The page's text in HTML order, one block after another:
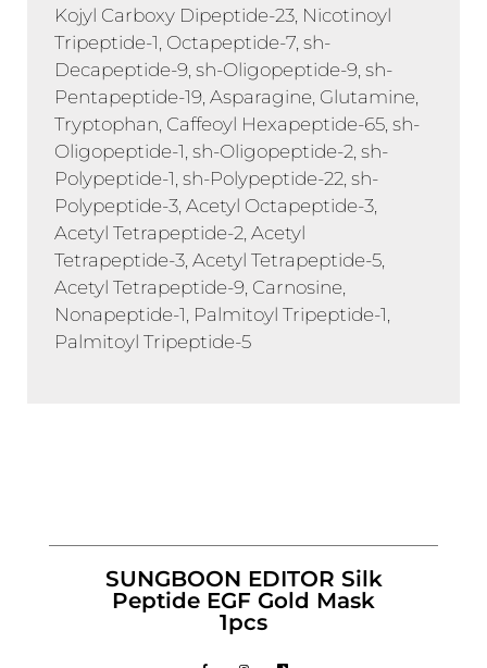
Kojyl Carboxy Dipeptide-23, Nicotinoyl
Tripeptide-1, Octapeptide-7, sh-
Decapeptide-9, sh-Oligopeptide-9, sh-
Pentapeptide-19, Asparagine, Glutamine,
Tryptophan, Caffeoyl Hexapeptide-65, sh-
Oligopeptide-1, sh-Oligopeptide-2, sh-
Polypeptide-1, sh-Polypeptide-22, sh-
Polypeptide-3, Acetyl Octapeptide-3,
Acetyl Tetrapeptide-2, Acetyl
Tetrapeptide-3, Acetyl Tetrapeptide-5,
Acetyl Tetrapeptide-9, Carnosine,
Nonapeptide-1, Palmitoyl Tripeptide-1,
Palmitoyl Tripeptide-5
SUNGBOON EDITOR Silk
Peptide EGF Gold Mask
1pcs